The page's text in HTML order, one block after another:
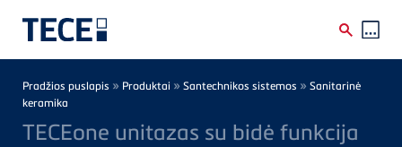
Breadcrumb
Pradžios puslapis » Produktai » Santechnikos sistemos » Sanitarinė
keramika
TECEone unitazas su bidė funkcija